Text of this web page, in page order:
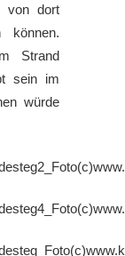
von dort
Strand
sein im
würde